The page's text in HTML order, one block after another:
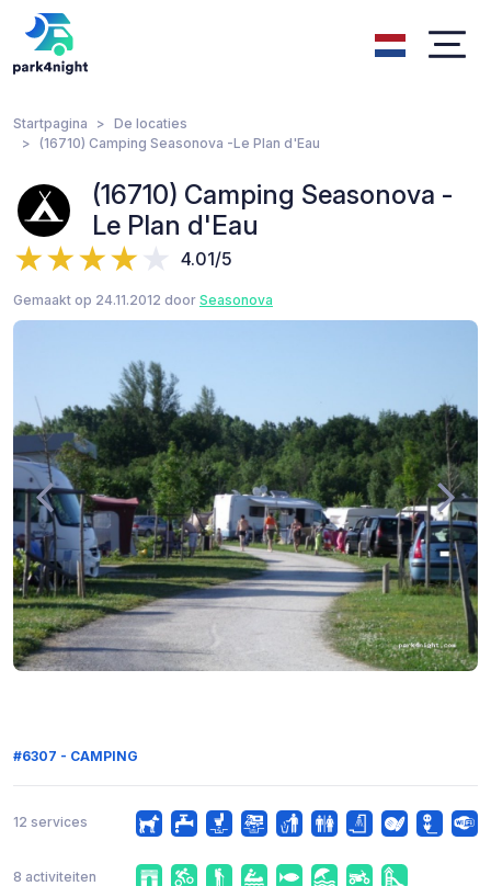
Startpagina
De locaties
(16710) Camping Seasonova -Le Plan d'Eau
(16710) Camping Seasonova -
Le Plan d'Eau
4.01/5
Gemaakt op 24.11.2012 door Seasonova
#6307 - CAMPING
12 services
8 activiteiten